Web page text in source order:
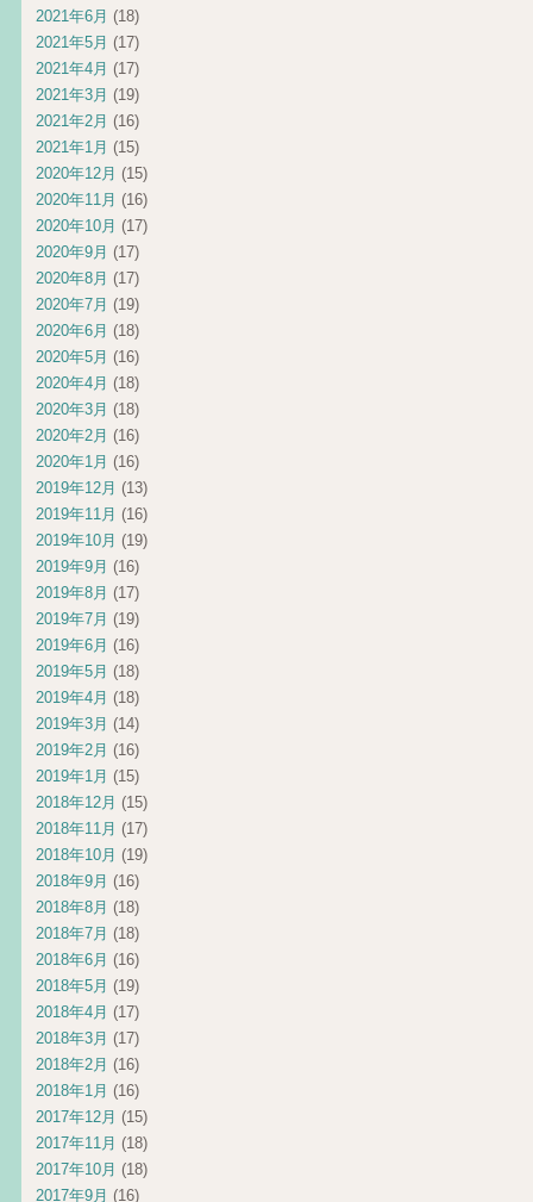
2021年6月 (18)
2021年5月 (17)
2021年4月 (17)
2021年3月 (19)
2021年2月 (16)
2021年1月 (15)
2020年12月 (15)
2020年11月 (16)
2020年10月 (17)
2020年9月 (17)
2020年8月 (17)
2020年7月 (19)
2020年6月 (18)
2020年5月 (16)
2020年4月 (18)
2020年3月 (18)
2020年2月 (16)
2020年1月 (16)
2019年12月 (13)
2019年11月 (16)
2019年10月 (19)
2019年9月 (16)
2019年8月 (17)
2019年7月 (19)
2019年6月 (16)
2019年5月 (18)
2019年4月 (18)
2019年3月 (14)
2019年2月 (16)
2019年1月 (15)
2018年12月 (15)
2018年11月 (17)
2018年10月 (19)
2018年9月 (16)
2018年8月 (18)
2018年7月 (18)
2018年6月 (16)
2018年5月 (19)
2018年4月 (17)
2018年3月 (17)
2018年2月 (16)
2018年1月 (16)
2017年12月 (15)
2017年11月 (18)
2017年10月 (18)
2017年9月 (16)